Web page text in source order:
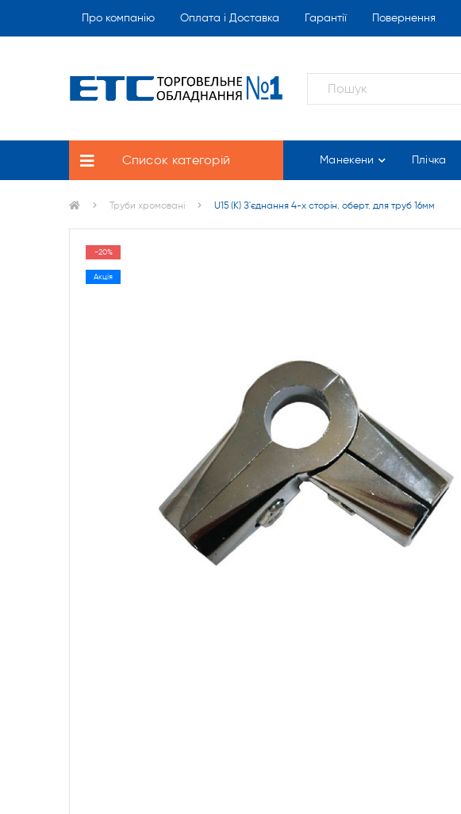
Про компанію Оплата і Доставка Гарантії Повернення
Список категорій Манекени Плічка
Труби хромовані U15 (К) З'єднання 4-х сторін. оберт. для труб 16мм
-20%
Акція